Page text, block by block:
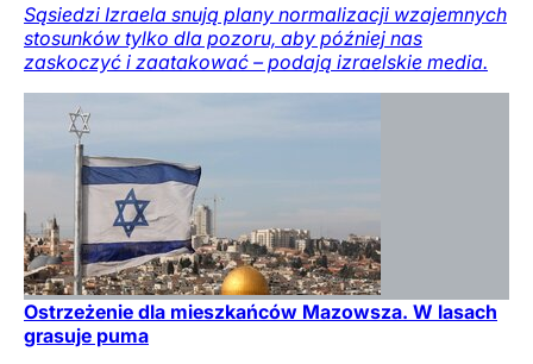
Sąsiedzi Izraela snują plany normalizacji wzajemnych
stosunków tylko dla pozoru, aby później nas
zaskoczyć i zaatakować – podają izraelskie media.
Ostrzeżenie dla mieszkańców Mazowsza. W lasach
grasuje puma